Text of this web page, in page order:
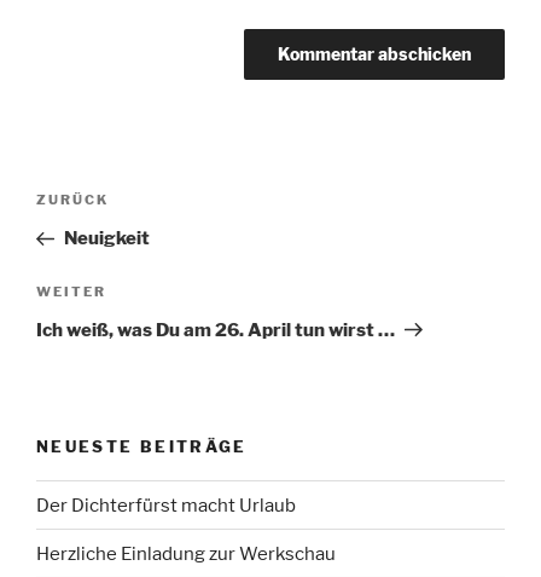
Beitragsnavigation
Vorheriger
Beitrag
ZURÜCK
Neuigkeit
Nächster
Beitrag
WEITER
Ich weiß, was Du am 26. April tun wirst …
NEUESTE BEITRÄGE
Der Dichterfürst macht Urlaub
Herzliche Einladung zur Werkschau